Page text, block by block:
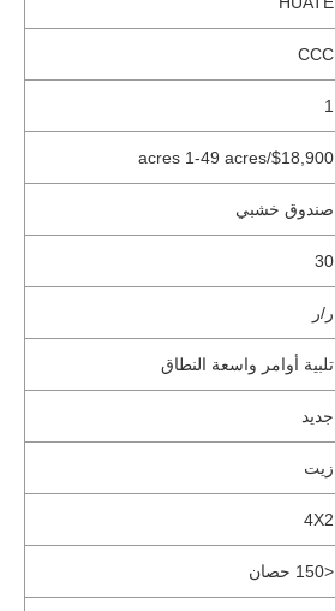
CCC
1
$18,900/acres 1-49 acres
صندوق خشبي
30
ر/ر
تلبية أوامر واسعة النطاق
جديد
زيت
4X2
<150 حصان